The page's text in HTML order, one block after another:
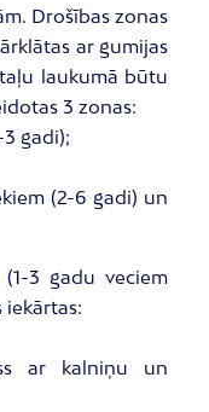
Drošības zonas
ar gumijas
laukumā būtu
3 zonas:
gadi);
(2-6 gadi) un
3 gadu veciem
iekārtas:
ar kalniņu un